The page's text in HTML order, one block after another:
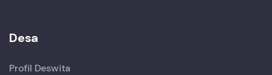
Desa
Profil Deswita